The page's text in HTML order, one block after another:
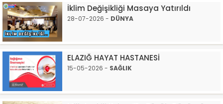
İklim Değişikliği Masaya Yatırıldı
28-07-2026 - DÜNYA
ELAZIĞ HAYAT HASTANESİ
15-05-2026 - SAĞLIK